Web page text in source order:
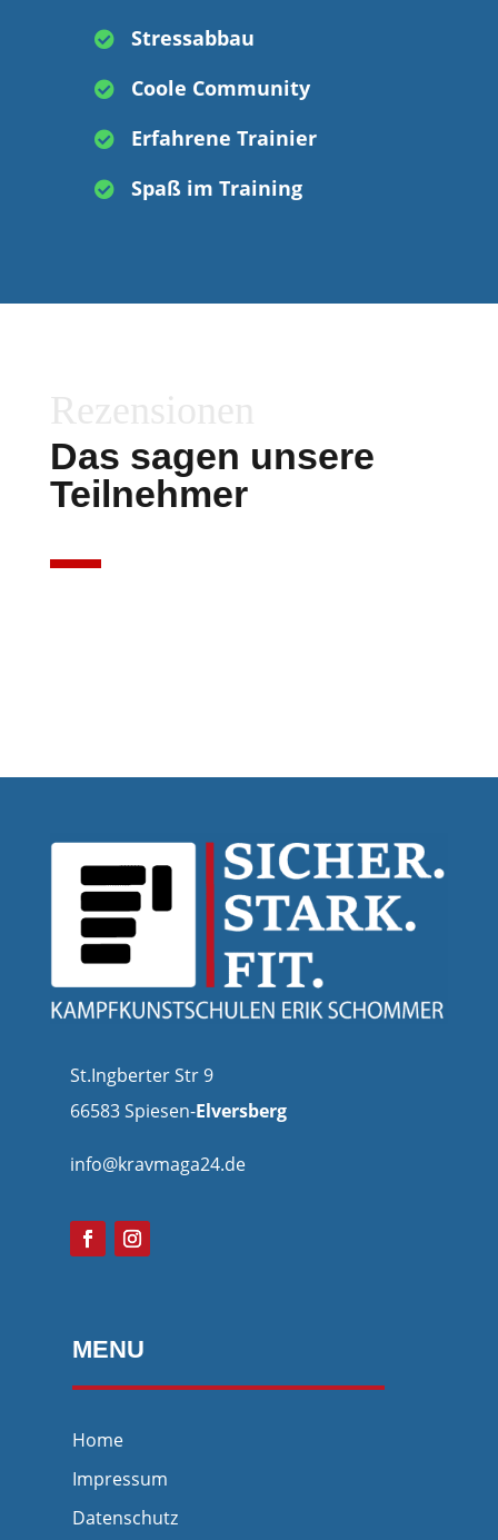
 Stressabbau
 Coole Community
 Erfahrene Trainier
 Spaß im Training
Das sagen unsere
Teilnehmer
St.Ingberter Str 9
66583 Spiesen-Elversberg
info@kravmaga24.de
MENU
Home
Impressum
Datenschutz